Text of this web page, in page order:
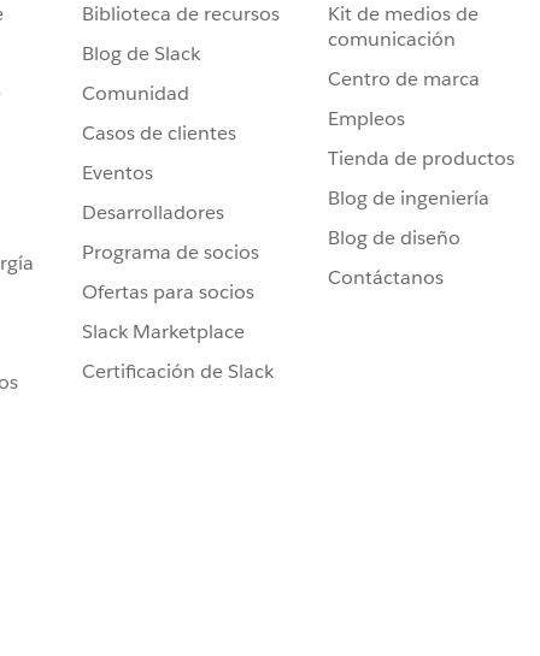
Biblioteca de recursos
Blog de Slack
Comunidad
Casos de clientes
Eventos
Desarrolladores
Programa de socios
Ofertas para socios
Slack Marketplace
Certificación de Slack
Kit de medios de
comunicación
Centro de marca
Empleos
Tienda de productos
Blog de ingeniería
Blog de diseño
Contáctanos